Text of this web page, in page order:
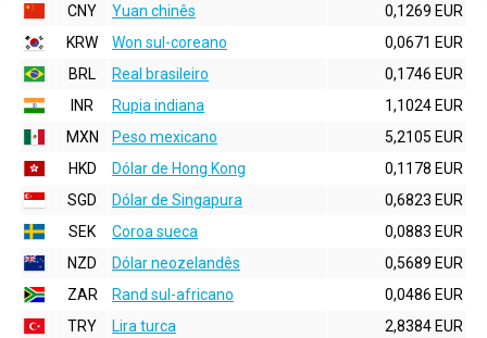
CNY
Yuan chinês
0,1269 EUR
KRW
Won sul-coreano
0,0671 EUR
BRL
Real brasileiro
0,1746 EUR
INR
Rupia indiana
1,1024 EUR
MXN
Peso mexicano
5,2105 EUR
HKD
Dólar de Hong Kong
0,1178 EUR
SGD
Dólar de Singapura
0,6823 EUR
SEK
Coroa sueca
0,0883 EUR
NZD
Dólar neozelandês
0,5689 EUR
ZAR
Rand sul-africano
0,0486 EUR
TRY
Lira turca
2,8384 EUR